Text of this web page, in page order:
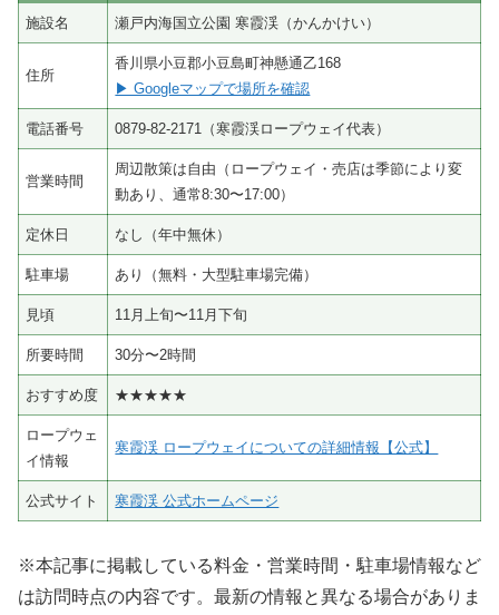
施設名 瀬戸内海国立公園 寒霞渓（かんかけい）
住所
香川県小豆郡小豆島町神懸通乙168
▶ Googleマップで場所を確認
電話番号 0879-82-2171（寒霞渓ロープウェイ代表）
営業時間
周辺散策は自由（ロープウェイ・売店は季節により変
動あり、通常8:30〜17:00）
定休日 なし（年中無休）
駐車場 あり（無料・大型駐車場完備）
見頃 11月上旬〜11月下旬
所要時間 30分〜2時間
おすすめ度 ★★★★★
ロープウェ
イ情報
寒霞渓 ロープウェイについての詳細情報【公式】
公式サイト 寒霞渓 公式ホームページ
※本記事に掲載している料金・営業時間・駐車場情報など
は訪問時点の内容です。最新の情報と異なる場合がありま